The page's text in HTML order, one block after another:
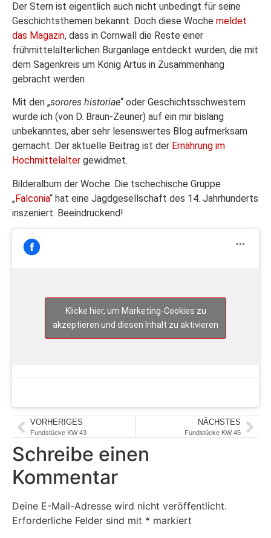
Der Stern ist eigentlich auch nicht unbedingt für seine
Geschichtsthemen bekannt. Doch diese Woche meldet
das Magazin, dass in Cornwall die Reste einer
frühmittelalterlichen Burganlage entdeckt wurden, die mit
dem Sagenkreis um König Artus in Zusammenhang
gebracht werden
Mit den „sorores historiae“ oder Geschichtsschwestern
wurde ich (von D. Braun-Zeuner) auf ein mir bislang
unbekanntes, aber sehr lesenswertes Blog aufmerksam
gemacht. Der aktuelle Beitrag ist der Ernährung im
Hochmittelalter gewidmet.
Bilderalbum der Woche: Die tschechische Gruppe
„Falconia“ hat eine Jagdgesellschaft des 14. Jahrhunderts
inszeniert. Beeindruckend!
Klicke hier, um Marketing-Cookies zu
akzeptieren und diesen Inhalt zu aktivieren
VORHERIGES
Fundstücke KW 43
NÄCHSTES
Fundstücke KW 45
Schreibe einen
Kommentar
Deine E-Mail-Adresse wird nicht veröffentlicht.
Erforderliche Felder sind mit * markiert